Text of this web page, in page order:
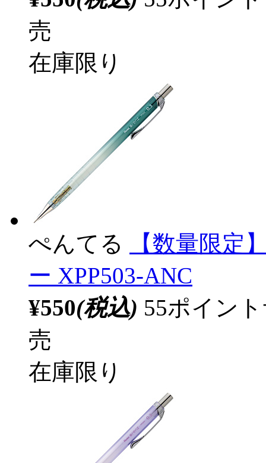
売
在庫限り
ぺんてる
【数量限
ー XPP503-ANC
¥550(税込) 55ポイン
売
在庫限り